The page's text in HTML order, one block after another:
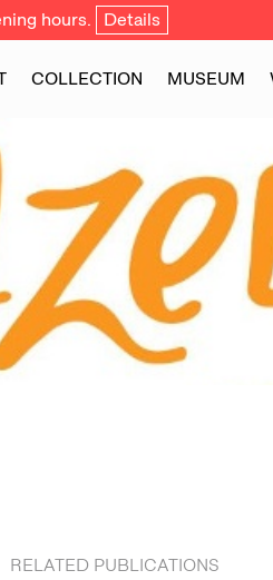
hours. Details
COLLECTION MUSEUM
RELATED PUBLICATIONS